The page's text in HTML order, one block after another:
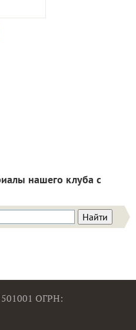
нашего клуба с
ОГРН: